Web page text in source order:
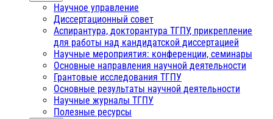
Научное управление
Диссертационный совет
Аспирантура, докторантура ТГПУ, прикрепление
для работы над кандидатской диссертацией
Научные мероприятия: конференции, семинары
Основные направления научной деятельности
Грантовые исследования ТГПУ
Основные результаты научной деятельности
Научные журналы ТГПУ
Полезные ресурсы